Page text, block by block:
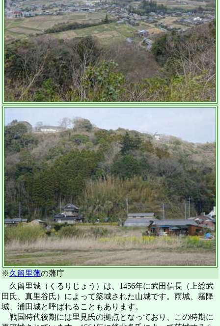
※久留里藩の藩庁
久留里城（くるりじょう）は、1456年に武田信長（上総武
田氏、真里谷氏）によって築城された山城です。雨城、霧降
城、浦田城と呼ばれることもあります。
戦国時代後期には里見氏の拠点となっており、この時期に